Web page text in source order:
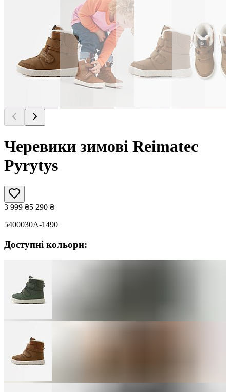
Черевики зимові Reimatec
Pyrytys
3 999 ₴5 290 ₴
5400030A-1490
Доступні кольори: